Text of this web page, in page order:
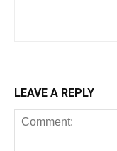
LEAVE A REPLY